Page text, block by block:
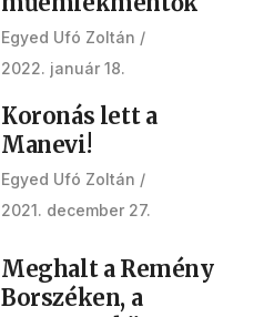
Egyed Ufó Zoltán
2022. január 18.
Koronás lett a
Manevi!
Egyed Ufó Zoltán
2021. december 27.
Meghalt a Remény
Borszéken, a